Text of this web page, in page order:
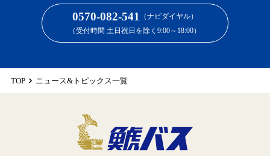
0570-082-541 （ナビダイヤル）
（受付時間 土日祝日を除く9:00～18:00）
TOP ニュース&トピックス一覧